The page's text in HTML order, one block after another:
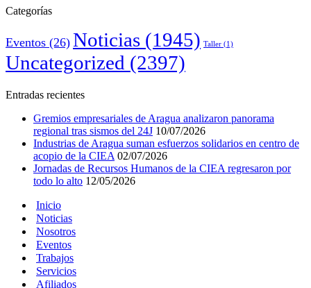
Categorías
Eventos (26) Noticias (1945) Taller (1)
Uncategorized (2397)
Entradas recientes
Gremios empresariales de Aragua analizaron panorama
regional tras sismos del 24J 10/07/2026
Industrias de Aragua suman esfuerzos solidarios en centro de
acopio de la CIEA 02/07/2026
Jornadas de Recursos Humanos de la CIEA regresaron por
todo lo alto 12/05/2026
Inicio
Noticias
Nosotros
Eventos
Trabajos
Servicios
Afiliados